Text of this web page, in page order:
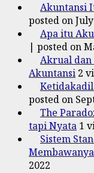
Akuntansi
posted on
Apa itu
| posted on
Akrual dan
Akuntansi 2
posted on
The
tapi Nyata 1
Sistem
2022